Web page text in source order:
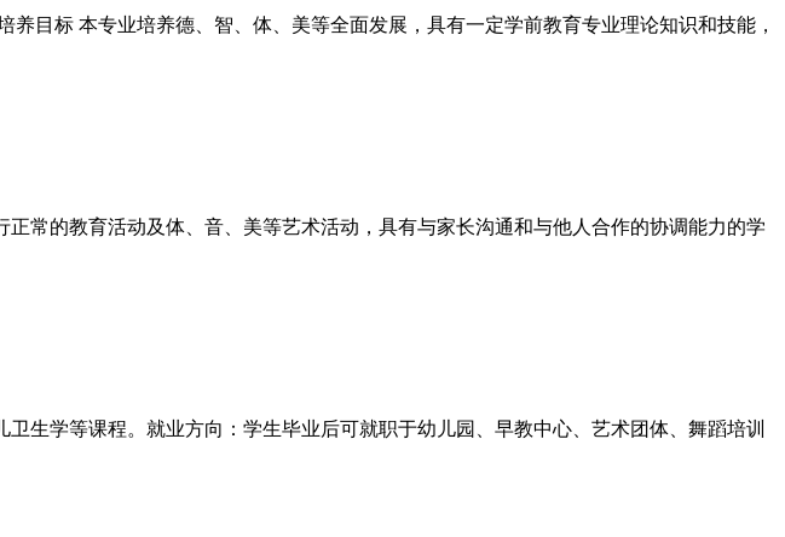
目标 本专业培养德、智、体、美等全面发展，具有一定学前教育专业理论知识和技能，
常的教育活动及体、音、美等艺术活动，具有与家长沟通和与他人合作的协调能力的学
生学等课程。就业方向：学生毕业后可就职于幼儿园、早教中心、艺术团体、舞蹈培训